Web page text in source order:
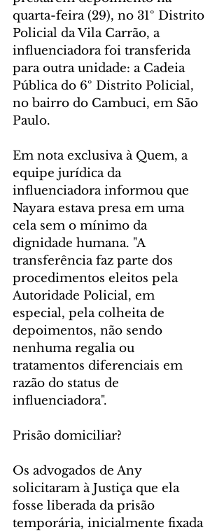
quarta-feira (29), no 31º Distrito
Policial da Vila Carrão, a
influenciadora foi transferida
para outra unidade: a Cadeia
Pública do 6º Distrito Policial,
no bairro do Cambuci, em São
Paulo.
Em nota exclusiva à Quem, a
equipe jurídica da
influenciadora informou que
Nayara estava presa em uma
cela sem o mínimo da
dignidade humana. "A
transferência faz parte dos
procedimentos eleitos pela
Autoridade Policial, em
especial, pela colheita de
depoimentos, não sendo
nenhuma regalia ou
tratamentos diferenciais em
razão do status de
influenciadora".
Prisão domiciliar?
Os advogados de Any
solicitaram à Justiça que ela
fosse liberada da prisão
temporária, inicialmente fixada